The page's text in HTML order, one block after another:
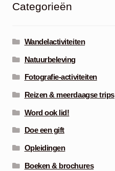
Categorieën
Wandelactiviteiten
Natuurbeleving
Fotografie-activiteiten
Reizen & meerdaagse trips
Word ook lid!
Doe een gift
Opleidingen
Boeken & brochures